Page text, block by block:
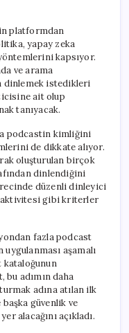
platformdan
yapay zeka
kapsıyor.
ve arama
dinlemek istedikleri
ait olup
tanıyacak.
podcastin kimliğini
de dikkate alıyor.
oluşturulan birçok
dinlendiğini
düzenli dinleyici
gibi kriterler
fazla podcast
aşamalı
kataloğunun
adımın daha
adına atılan ilk
güvenlik ve
alacağını açıkladı.